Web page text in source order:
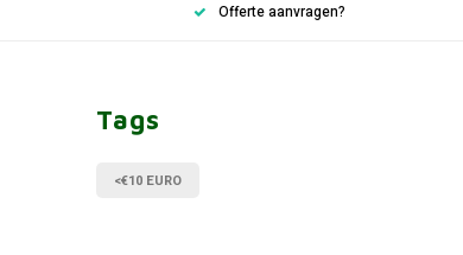
Offerte aanvragen?
Tags
<€10 EURO